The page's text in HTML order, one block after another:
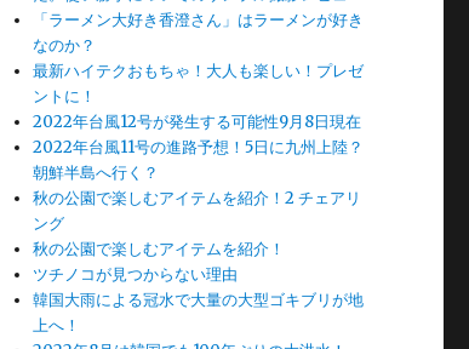
「ラーメン大好き香澄さん」はラーメンが好き
なのか？
最新ハイテクおもちゃ！大人も楽しい！プレゼ
ントに！
2022年台風12号が発生する可能性9月8日現在
2022年台風11号の進路予想！5日に九州上陸？
朝鮮半島へ行く？
秋の公園で楽しむアイテムを紹介！2 チェアリ
ング
秋の公園で楽しむアイテムを紹介！
ツチノコが見つからない理由
韓国大雨による冠水で大量の大型ゴキブリが地
上へ！